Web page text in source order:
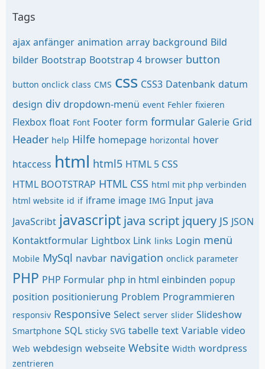
Tags
ajax anfänger animation array background Bild
bilder Bootstrap Bootstrap 4 browser button
button onclick class CMS css CSS3 Datenbank datum
design div dropdown-menü event Fehler fixieren
Flexbox float Font Footer form formular Galerie Grid
Header help Hilfe homepage horizontal hover
htaccess html html5 HTML 5 CSS
HTML BOOTSTRAP HTML CSS html mit php verbinden
html website id if iframe image IMG Input java
JavaScribt javascript java script jquery JS JSON
Kontaktformular Lightbox Link links Login menü
Mobile MySql navbar navigation onclick parameter
PHP PHP Formular php in html einbinden popup
position positionierung Problem Programmieren
responsiv Responsive Select server slider Slideshow
Smartphone SQL sticky SVG tabelle text Variable video
Web webdesign webseite Website Width wordpress
zentrieren